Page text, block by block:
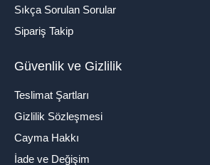
Sıkça Sorulan Sorular
Sipariş Takip
Güvenlik ve Gizlilik
Teslimat Şartları
Gizlilik Sözleşmesi
Cayma Hakkı
İade ve Değişim